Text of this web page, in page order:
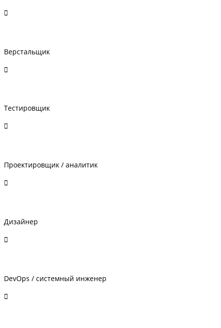
Верстальщик
Тестировщик
Проектировщик / аналитик
Дизайнер
DevOps / системный инженер